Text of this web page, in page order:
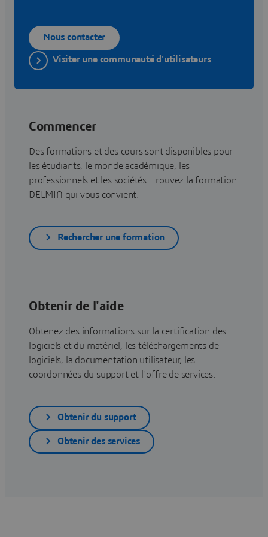
Nous contacter
Visiter une communauté d'utilisateurs
Commencer
Des formations et des cours sont disponibles pour
les étudiants, le monde académique, les
professionnels et les sociétés. Trouvez la formation
DELMIA qui vous convient.
Rechercher une formation
Obtenir de l'aide
Obtenez des informations sur la certification des
logiciels et du matériel, les téléchargements de
logiciels, la documentation utilisateur, les
coordonnées du support et l'offre de services.
Obtenir du support
Obtenir des services